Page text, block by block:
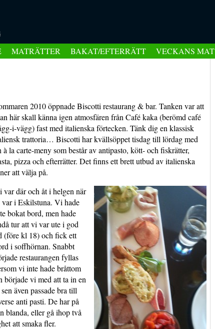
MATRÄTTER BAKAT/EFTERRÄTT VECKANS MAT
2010 öppnade Biscotti restaurang & bar. Tanken var att
här skall känna igen atmosfären från Café kaka (berömd café
i-vägg) fast med italienska förtecken. Tänk dig en klassisk
trattoria… Biscotti har kvällsöppet tisdag till lördag med
à la carte-meny som består av antipasto, kött- och fiskrätter,
pizza och efterrätter. Det finns ett brett utbud av italienska
att välja på.
var där och åt i helgen när
i Eskilstuna. Vi hade
bokat bord, men hade
tur att vi var ute i god
(före kl 18) och fick ett
i soffhörnan. Snabbt
restaurangen fyllas
vi inte hade bråttom
började vi med att ta in en
även passade bra till
anti pasti. De har på
blanda, eller gå ihop två
att smaka fler.